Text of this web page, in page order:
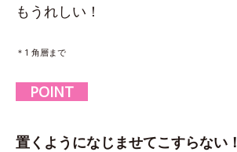
もうれしい！
＊1 角層まで
POINT
置くようになじませてこすらない！